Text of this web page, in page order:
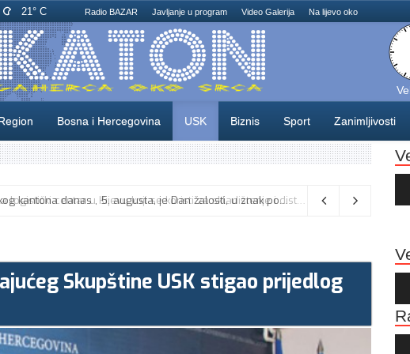
21° C Radio BAZAR Javljanje u program Video Galerija Na lijevo oko
Bosna i Hercegovina USK Biznis Sport Zanimljivosti
Na području Unsko-sanskog kantona danas , 5. augusta, je Dan žalosti, u znak poštovanja prema liku i djelu generala Izeta Nanića,
Skupštine USK stigao prijedlog